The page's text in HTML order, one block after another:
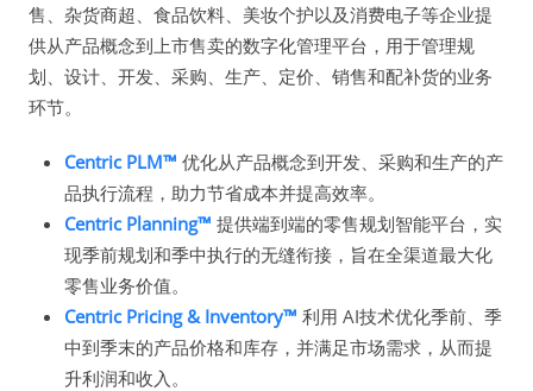
售、杂货商超、食品饮料、美妆个护以及消费电子等企业提
供从产品概念到上市售卖的数字化管理平台，用于管理规
划、设计、开发、采购、生产、定价、销售和配补货的业务
环节。
Centric PLM™ 优化从产品概念到开发、采购和生产的产
品执行流程，助力节省成本并提高效率。
Centric Planning™ 提供端到端的零售规划智能平台，实
现季前规划和季中执行的无缝衔接，旨在全渠道最大化
零售业务价值。
Centric Pricing & Inventory™ 利用 AI技术优化季前、季
中到季末的产品价格和库存，并满足市场需求，从而提
升利润和收入。